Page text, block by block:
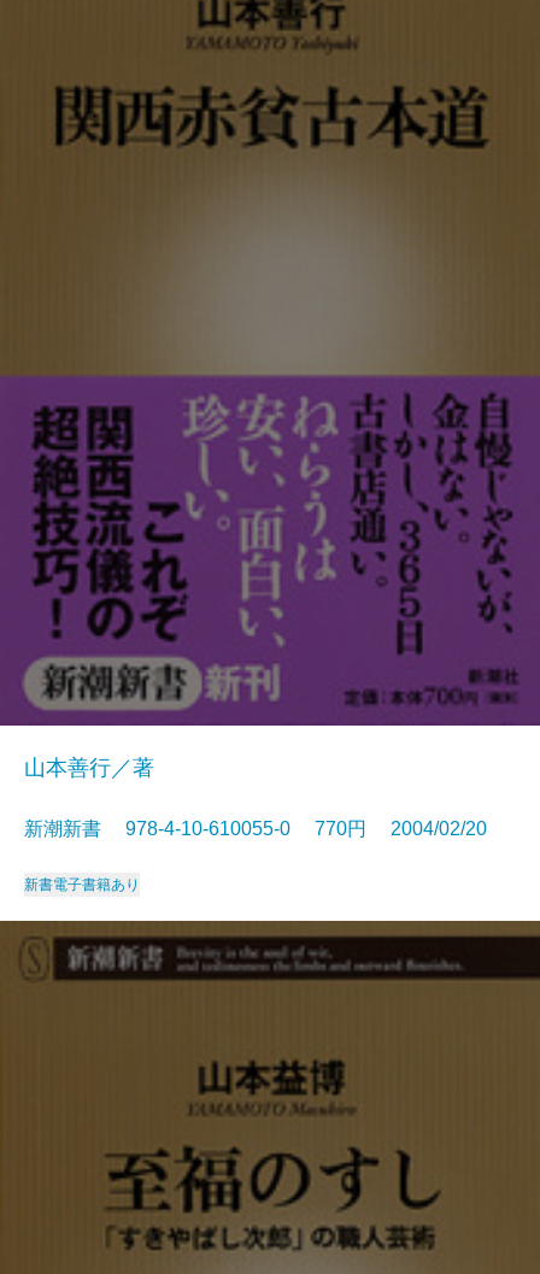
山本善行／著
新潮新書 978-4-10-610055-0 770円 2004/02/20
新書電子書籍あり